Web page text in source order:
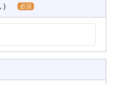
必須